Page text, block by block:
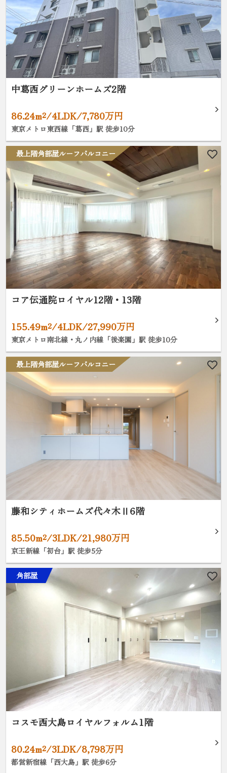
中葛西グリーンホームズ2階
86.24m²/4LDK/7,780万円
東京メトロ東西線「葛西」駅 徒歩10分
最上階角部屋ルーフバルコニー
コア伝通院ロイヤル12階・13階
155.49m²/4LDK/27,990万円
東京メトロ南北線・丸ノ内線「後楽園」駅 徒歩10分
最上階角部屋ルーフバルコニー
藤和シティホームズ代々木Ⅱ6階
85.50m²/3LDK/21,980万円
京王新線「初台」駅 徒歩5分
角部屋
コスモ西大島ロイヤルフォルム1階
80.24m²/3LDK/8,798万円
都営新宿線「西大島」駅 徒歩6分